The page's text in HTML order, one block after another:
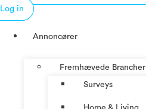
Log in
Annoncører
Fremhævede Brancher
Surveys